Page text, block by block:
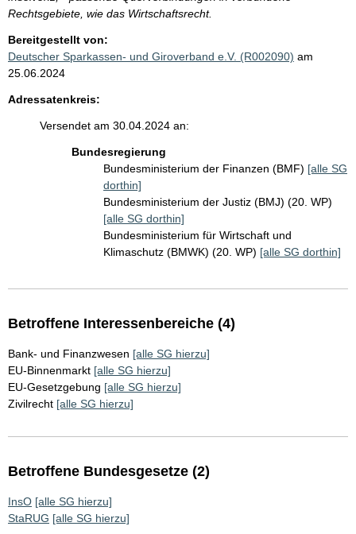
Rechtsgebiete, wie das Wirtschaftsrecht.
Bereitgestellt von:
Deutscher Sparkassen- und Giroverband e.V. (R002090) am
25.06.2024
Adressatenkreis:
Versendet am 30.04.2024 an:
Bundesregierung
Bundesministerium der Finanzen (BMF) [alle SG
dorthin]
Bundesministerium der Justiz (BMJ) (20. WP)
[alle SG dorthin]
Bundesministerium für Wirtschaft und
Klimaschutz (BMWK) (20. WP) [alle SG dorthin]
Betroffene Interessenbereiche (4)
Bank- und Finanzwesen [alle SG hierzu]
EU-Binnenmarkt [alle SG hierzu]
EU-Gesetzgebung [alle SG hierzu]
Zivilrecht [alle SG hierzu]
Betroffene Bundesgesetze (2)
InsO [alle SG hierzu]
StaRUG [alle SG hierzu]